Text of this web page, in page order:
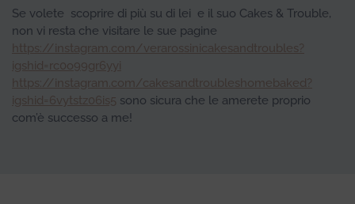
Se volete scoprire di più su di lei e il suo Cakes & Trouble,
non vi resta che visitare le sue pagine
https://instagram.com/verarossinicakesandtroubles?
igshid=rc0o99gr6yyi
https://instagram.com/cakesandtroubleshomebaked?
igshid=6vytstz06is5 sono sicura che le amerete proprio
com’è successo a me!